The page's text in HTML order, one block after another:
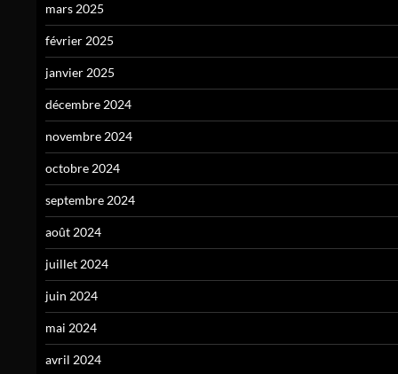
mars 2025
février 2025
janvier 2025
décembre 2024
novembre 2024
octobre 2024
septembre 2024
août 2024
juillet 2024
juin 2024
mai 2024
avril 2024